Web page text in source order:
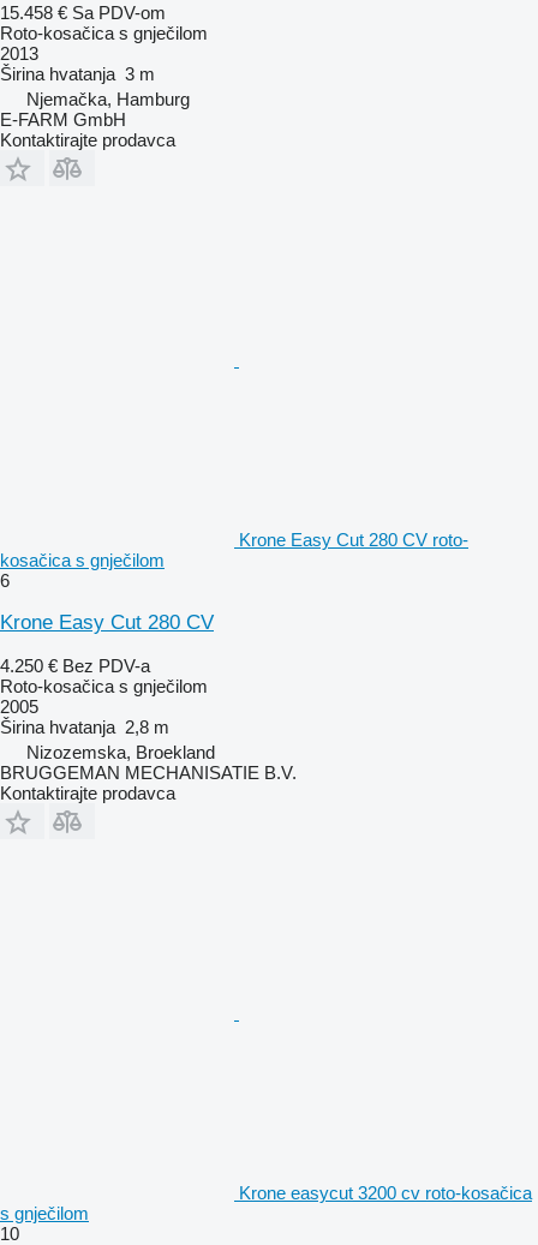
15.458 € Sa PDV-om
Roto-kosačica s gnječilom
2013
Širina hvatanja 3 m
Njemačka, Hamburg
E-FARM GmbH
Kontaktirajte prodavca
Krone Easy Cut 280 CV roto-
kosačica s gnječilom
6
Krone Easy Cut 280 CV
4.250 € Bez PDV-a
Roto-kosačica s gnječilom
2005
Širina hvatanja 2,8 m
Nizozemska, Broekland
BRUGGEMAN MECHANISATIE B.V.
Kontaktirajte prodavca
Krone easycut 3200 cv roto-kosačica
s gnječilom
10